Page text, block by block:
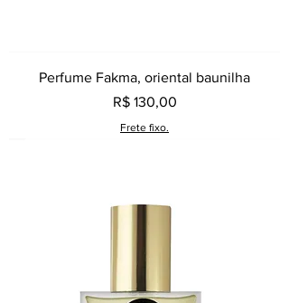
Perfume Fakma, oriental baunilha
Preço
R$ 130,00
Frete fixo.